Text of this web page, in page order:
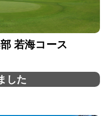
若海コース
した